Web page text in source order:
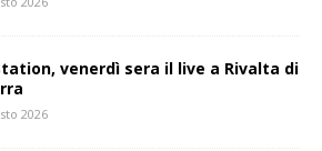
venerdì sera il live a Rivalta di
2026